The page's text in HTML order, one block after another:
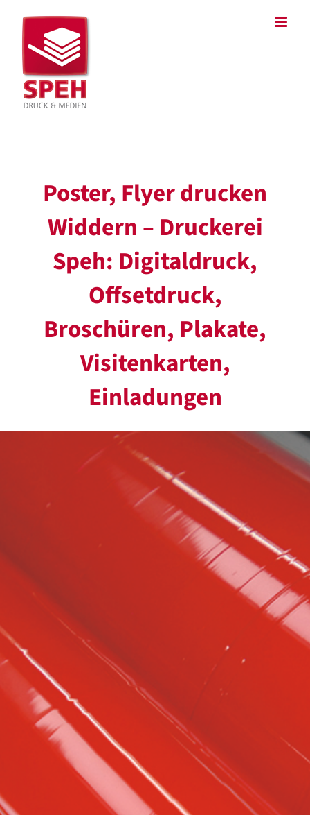
Inhalt
springen
Poster, Flyer drucken
Widdern – Druckerei
Speh: Digitaldruck,
Offsetdruck,
Broschüren, Plakate,
Visitenkarten,
Einladungen